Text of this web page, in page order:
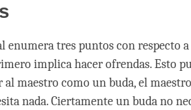
enumera tres puntos con respecto
implica hacer ofrendas. Esto
maestro como un buda, el
nada. Ciertamente un buda no